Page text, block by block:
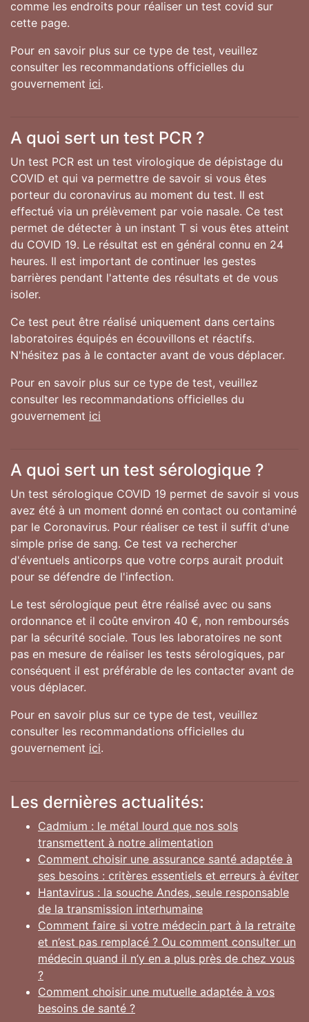
comme les endroits pour réaliser un test covid sur
cette page.
Pour en savoir plus sur ce type de test, veuillez
consulter les recommandations officielles du
gouvernement ici.
A quoi sert un test PCR ?
Un test PCR est un test virologique de dépistage du
COVID et qui va permettre de savoir si vous êtes
porteur du coronavirus au moment du test. Il est
effectué via un prélèvement par voie nasale. Ce test
permet de détecter à un instant T si vous êtes atteint
du COVID 19. Le résultat est en général connu en 24
heures. Il est important de continuer les gestes
barrières pendant l'attente des résultats et de vous
isoler.
Ce test peut être réalisé uniquement dans certains
laboratoires équipés en écouvillons et réactifs.
N'hésitez pas à le contacter avant de vous déplacer.
Pour en savoir plus sur ce type de test, veuillez
consulter les recommandations officielles du
gouvernement ici
A quoi sert un test sérologique ?
Un test sérologique COVID 19 permet de savoir si vous
avez été à un moment donné en contact ou contaminé
par le Coronavirus. Pour réaliser ce test il suffit d'une
simple prise de sang. Ce test va rechercher
d'éventuels anticorps que votre corps aurait produit
pour se défendre de l'infection.
Le test sérologique peut être réalisé avec ou sans
ordonnance et il coûte environ 40 €, non remboursés
par la sécurité sociale. Tous les laboratoires ne sont
pas en mesure de réaliser les tests sérologiques, par
conséquent il est préférable de les contacter avant de
vous déplacer.
Pour en savoir plus sur ce type de test, veuillez
consulter les recommandations officielles du
gouvernement ici.
Les dernières actualités:
Cadmium : le métal lourd que nos sols
transmettent à notre alimentation
Comment choisir une assurance santé adaptée à
ses besoins : critères essentiels et erreurs à éviter
Hantavirus : la souche Andes, seule responsable
de la transmission interhumaine
Comment faire si votre médecin part à la retraite
et n’est pas remplacé ? Ou comment consulter un
médecin quand il n’y en a plus près de chez vous
?
Comment choisir une mutuelle adaptée à vos
besoins de santé ?